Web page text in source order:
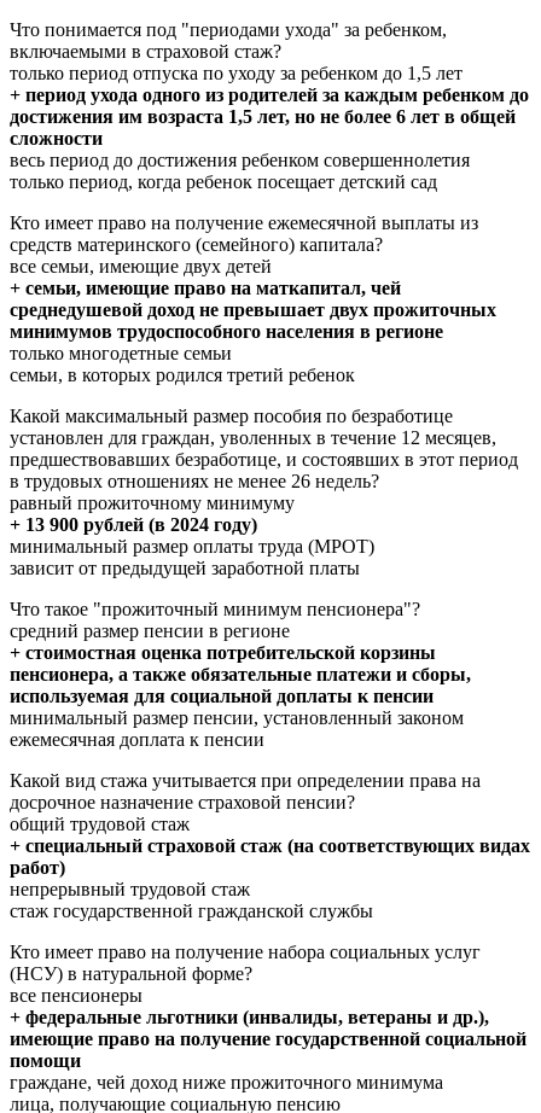
Что понимается под "периодами ухода" за ребенком,
включаемыми в страховой стаж?
только период отпуска по уходу за ребенком до 1,5 лет
+ период ухода одного из родителей за каждым ребенком до
достижения им возраста 1,5 лет, но не более 6 лет в общей
сложности
весь период до достижения ребенком совершеннолетия
только период, когда ребенок посещает детский сад
Кто имеет право на получение ежемесячной выплаты из
средств материнского (семейного) капитала?
все семьи, имеющие двух детей
+ семьи, имеющие право на маткапитал, чей
среднедушевой доход не превышает двух прожиточных
минимумов трудоспособного населения в регионе
только многодетные семьи
семьи, в которых родился третий ребенок
Какой максимальный размер пособия по безработице
установлен для граждан, уволенных в течение 12 месяцев,
предшествовавших безработице, и состоявших в этот период
в трудовых отношениях не менее 26 недель?
равный прожиточному минимуму
+ 13 900 рублей (в 2024 году)
минимальный размер оплаты труда (МРОТ)
зависит от предыдущей заработной платы
Что такое "прожиточный минимум пенсионера"?
средний размер пенсии в регионе
+ стоимостная оценка потребительской корзины
пенсионера, а также обязательные платежи и сборы,
используемая для социальной доплаты к пенсии
минимальный размер пенсии, установленный законом
ежемесячная доплата к пенсии
Какой вид стажа учитывается при определении права на
досрочное назначение страховой пенсии?
общий трудовой стаж
+ специальный страховой стаж (на соответствующих видах
работ)
непрерывный трудовой стаж
стаж государственной гражданской службы
Кто имеет право на получение набора социальных услуг
(НСУ) в натуральной форме?
все пенсионеры
+ федеральные льготники (инвалиды, ветераны и др.),
имеющие право на получение государственной социальной
помощи
граждане, чей доход ниже прожиточного минимума
лица, получающие социальную пенсию